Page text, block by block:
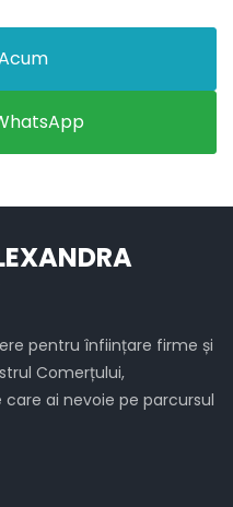
pentru înființare firme și
Comerțului,
ai nevoie pe parcursul